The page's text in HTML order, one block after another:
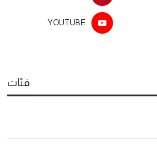
YOUTUBE
فئات